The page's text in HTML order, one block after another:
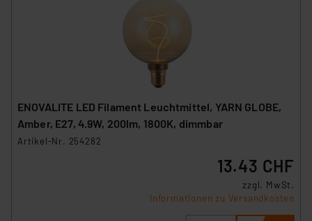
ENOVALITE LED Filament Leuchtmittel, YARN GLOBE,
Amber, E27, 4.9W, 200lm, 1800K, dimmbar
Artikel-Nr. 254282
13.43 CHF
zzgl. MwSt.
Informationen zu Versandkosten